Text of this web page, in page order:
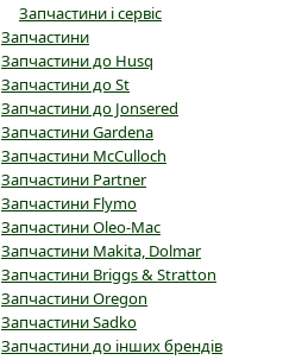
Запчастини і сервіс
Запчастини
Запчастини до Husq
Запчастини до St
Запчастини до Jonsered
Запчастини Gardena
Запчастини McCulloch
Запчастини Partner
Запчастини Flymo
Запчастини Oleo-Mac
Запчастини Makita, Dolmar
Запчастини Briggs & Stratton
Запчастини Oregon
Запчастини Sadko
Запчастини до інших брендів